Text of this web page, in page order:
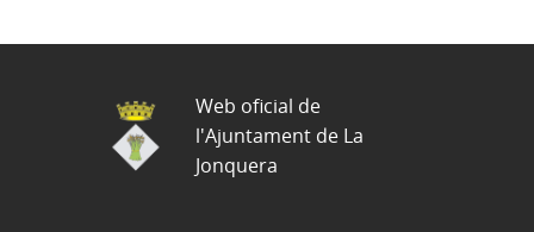
Web oficial de
l'Ajuntament de La
Jonquera